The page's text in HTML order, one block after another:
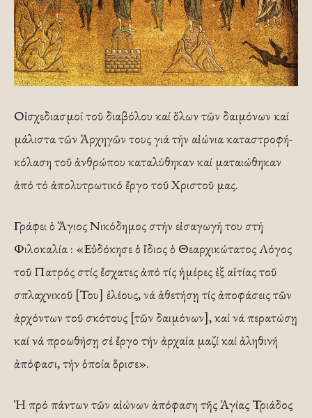
Οἱ σχεδιασμοί τοῦ διαβόλου καί ὅλων τῶν δαιμόνων καί
μάλιστα τῶν Ἀρχηγῶν τους γιά τήν αἰώνια καταστροφή-
κόλαση τοῦ ἀνθρώπου καταλύθηκαν καί ματαιώθηκαν
ἀπό τό ἀπολυτρωτικό ἔργο τοῦ Χριστοῦ μας.
Γράφει ὁ Ἅγιος Νικόδημος στήν εἰσαγωγή του στή
Φιλοκαλία : «Εὐδόκησε ὁ ἴδιος ὁ Θεαρχικώτατος Λόγος
τοῦ Πατρός στίς ἔσχατες ἀπό τίς ἡμέρες ἐξ αἰτίας τοῦ
σπλαχνικοῦ [Του] ἐλέους, νά ἀθετήσῃ τίς ἀποφάσεις τῶν
ἀρχόντων τοῦ σκότους [τῶν δαιμόνων], καί νά περατώσῃ
καί νά προωθήσῃ σέ ἔργο τήν ἀρχαία μαζί καί ἀληθινή
ἀπόφασι, τήν ὁποία ὅρισε».
Ἡ πρό πάντων τῶν αἰώνων ἀπόφαση τῆς Ἁγίας Τριάδος